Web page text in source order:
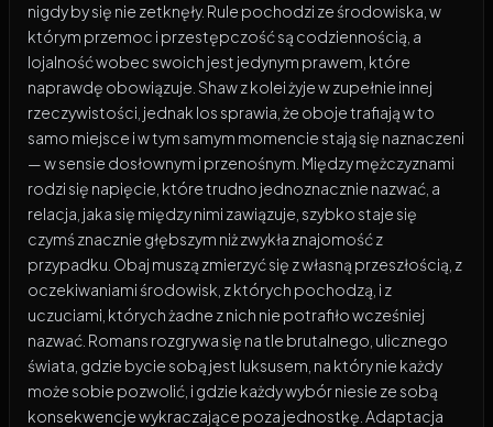
nigdy by się nie zetknęły. Rule pochodzi ze środowiska, w
którym przemoc i przestępczość są codziennością, a
lojalność wobec swoich jest jedynym prawem, które
naprawdę obowiązuje. Shaw z kolei żyje w zupełnie innej
rzeczywistości, jednak los sprawia, że oboje trafiają w to
samo miejsce i w tym samym momencie stają się naznaczeni
— w sensie dosłownym i przenośnym. Między mężczyznami
rodzi się napięcie, które trudno jednoznacznie nazwać, a
relacja, jaka się między nimi zawiązuje, szybko staje się
czymś znacznie głębszym niż zwykła znajomość z
przypadku. Obaj muszą zmierzyć się z własną przeszłością, z
oczekiwaniami środowisk, z których pochodzą, i z
uczuciami, których żadne z nich nie potrafiło wcześniej
nazwać. Romans rozgrywa się na tle brutalnego, ulicznego
świata, gdzie bycie sobą jest luksusem, na który nie każdy
może sobie pozwolić, i gdzie każdy wybór niesie ze sobą
konsekwencje wykraczające poza jednostkę. Adaptacja